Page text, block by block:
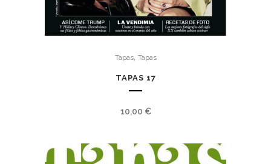
Tapas, Tapas
TAPAS 17
10,00 €